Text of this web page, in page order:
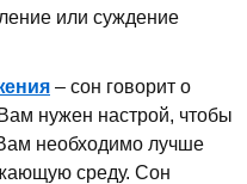
или суждение
– сон говорит о
нужен настрой, чтобы
необходимо лучше
среду. Сон